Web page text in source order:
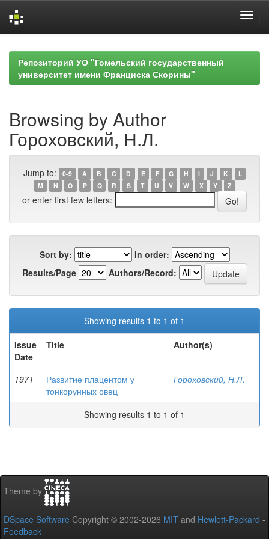
navigationРепозиторий УО "Гомельский государственный
университет имени Франциска Скорины"
Browsing by Author
Гороховский, Н.Л.
Jump to: 0-9 A B C D E F G H I J K
L
M
N O P Q R S T U V W X Y Z
or enter first few letters:
Sort by:
In order:
Results/Page
Authors/Record:
Showing results 1 to 1 of 1
Issue
Date
Title Author(s)
1971
Развитие плацентом у
тонкорунных овец
Гороховский, Н.Л.
Showing results 1 to 1 of 1
Theme by
DSpace Software Copyright © 2002-2026 MIT and Hewlett-Packard -
Feedback